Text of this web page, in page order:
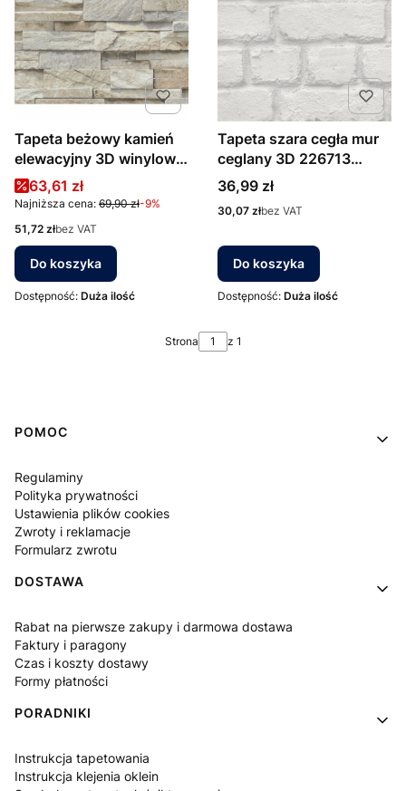
Tapeta beżowy kamień
elewacyjny 3D winylowa
na flizelinie 2363-10
Erismann Bestseller
Cena promocyjna
63,61 zł
Najniższa cena: 69,90 zł-9%
Cena
51,72 złbez VAT
Do koszyka
Dostępność: Duża ilość
Tapeta szara cegła mur
ceglany 3D 226713
Rasch Kids&Teens III
Cena
36,99 zł
Cena
30,07 złbez VAT
Do koszyka
Dostępność: Duża ilość
Strona z 1
Linki w stopce
POMOC
Regulaminy
Polityka prywatności
Ustawienia plików cookies
Zwroty i reklamacje
Formularz zwrotu
DOSTAWA
Rabat na pierwsze zakupy i darmowa dostawa
Faktury i paragony
Czas i koszty dostawy
Formy płatności
PORADNIKI
Instrukcja tapetowania
Instrukcja klejenia oklein